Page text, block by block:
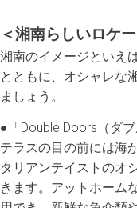
＜湘南らしいロケ
湘南のイメージといえ
とともに、オシャレな
ましょう。
●「Double Doors（ダ
テラスの目の前には海
タリアンテイストのオ
きます。アットホーム